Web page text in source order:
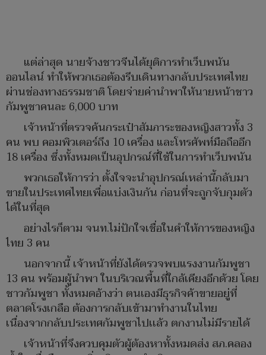
แต่ล่าสุด นายจ้างชาวจีนได้ยุติการทำเว็บพนัน
ออนไลน์ ทำให้พวกเธอต้องรีบเดินทางกลับประเทศไทย
ผ่านช่องทางธรรมชาติ โดยจ่ายค่านำพาให้นายหน้าชาว
กัมพูชาคนละ 6,000 บาท
เจ้าหน้าที่ตรวจค้นกระเป๋าสัมภาระของหญิงสาวทั้ง 3
คน พบ คอมพิวเตอร์ถึง 10 เครื่อง และโทรศัพท์มือถืออีก
18 เครื่อง ซึ่งทั้งหมดเป็นอุปกรณ์ที่ใช้ในการทำเว็บพนัน
พวกเธอให้การว่า ตั้งใจจะนำอุปกรณ์เหล่านี้กลับมา
ขายในประเทศไทยเพื่อแบ่งเงินกัน ก่อนที่จะถูกจับกุมตัว
ได้ในที่สุด
อย่างไรก็ตาม จนท.ไม่ปักใจเชื่อในคำให้การของหญิง
ไทย 3 คน
นอกจากนี้ เจ้าหน้าที่ยังได้ตรวจพบแรงงานกัมพูชา
13 คน พร้อมผู้นำพา ในบริเวณพื้นที่ใกล้เคียงอีกด้วย โดย
ชาวกัมพูชา ทั้งหมดอ้างว่า ตนเองมีธุรกิจค้าขายอยู่ที่
ตลาดโรงเกลือ ต้องการกลับเข้ามาทำงานในไทย
เนื่องจากกลับประเทศกัมพูชาไปเเล้ว ตกงานไม่มีรายได้
เจ้าหน้าที่จึงควบคุมตัวผู้ต้องหาทั้งหมดส่ง สภ.คลอง